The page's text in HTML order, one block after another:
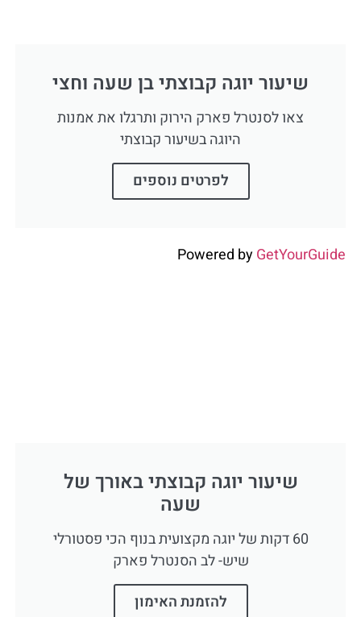
שיעור יוגה קבוצתי בן שעה וחצי
צאו לסנטרל פארק הירוק ותרגלו את אמנות
היוגה בשיעור קבוצתי
לפרטים נוספים
Powered byGetYourGuide
שיעור יוגה קבוצתי באורך של
שעה
60 דקות של יוגה מקצועית בנוף הכי פסטורלי
שיש- לב הסנטרל פארק
להזמנת האימון